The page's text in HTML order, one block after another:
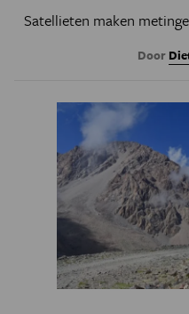
Satellieten maken
Door